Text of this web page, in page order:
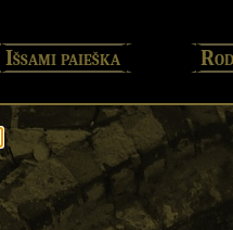
Išsami paieška